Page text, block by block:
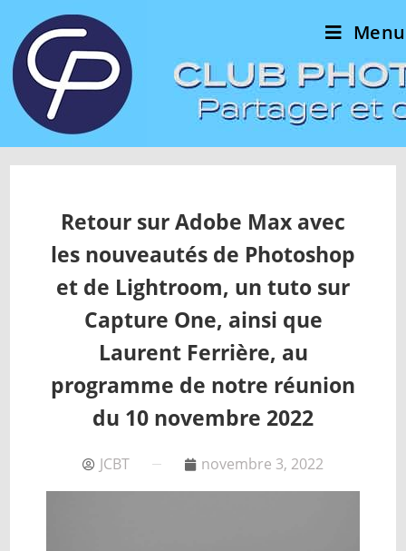
Menu
Retour sur Adobe Max avec
les nouveautés de Photoshop
et de Lightroom, un tuto sur
Capture One, ainsi que
Laurent Ferrière, au
programme de notre réunion
du 10 novembre 2022
JCBT novembre 3, 2022